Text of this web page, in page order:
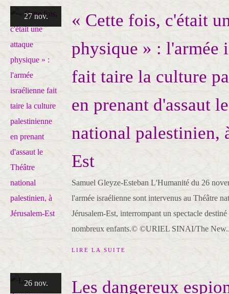
27 nov.
« Cette fois, c'était
physique » : l'armée
fait taire la culture
en prenant d'assaut
national palestinien,
Est
Samuel Gleyze-Esteban L'Humanité du 26
l'armée israélienne sont intervenus au Théâtre
Jérusalem-Est, interrompant un spectacle
nombreux enfants.© ©URIEL SINAI/The
LIRE LA SUITE
26 nov.
Les dangereux